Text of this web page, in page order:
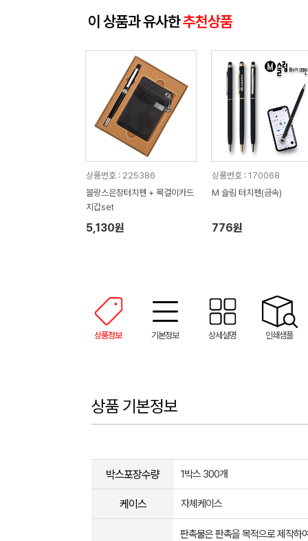
이 상품과 유사한추천상품
상품번호 : 225386
블랑스은장터치펜 + 목걸이카드
지갑set
5,130원
상품번호 : 170068
M 슬림 터치펜(금속)
776원
상품정보 기본정보 상세설명 인쇄샘플
상품 기본정보
박스포장수량 1박스 300개
케이스 자체케이스
판촉물은 판촉을 목적으로 제작하